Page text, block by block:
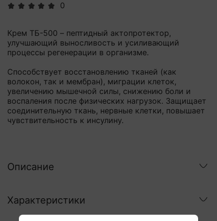
0
Крем ТБ-500 – пептидный актопротектор,
улучшающий выносливость и усиливающий
процессы регенерации в организме.
Способствует восстановлению тканей (как
волокон, так и мембран), миграции клеток,
увеличению мышечной силы, снижению боли и
воспаления после физических нагрузок. Защищает
соединительную ткань, нервные клетки, повышает
чувствительность к инсулину.
Описание
Характеристики